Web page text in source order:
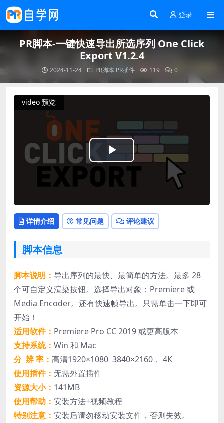
登录
PR脚本-一键快速导出所选序列 One Click
Export V1.2.4
2024-11-24 PR脚本 PR插件 119 0
video 预览
Play
Video
详情介绍 常见问题 评论建议
脚本信息
脚本说明： 导出序列的最快、最简单的方法。最多 28
个可自定义渲染按钮。选择导出对象：Premiere 或
Media Encoder。还有快速帧导出。只需单击一下即可
开始！
适用软件： Premiere Pro CC 2019 或更高版本
支持系统： Win 和 Mac
分 辨 率： 高清1920×1080 3840×2160， 4K
使用插件： 无需外置插件
资源大小： 141MB
使用帮助： 安装方法+视频教程
特别注意： 安装后请勿移动安装文件，否则失效。